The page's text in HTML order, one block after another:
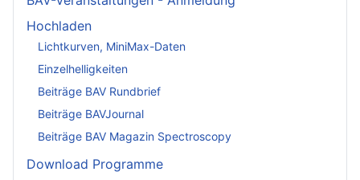
Hochladen
Lichtkurven, MiniMax-Daten
Einzelhelligkeiten
Beiträge BAV Rundbrief
Beiträge BAVJournal
Beiträge BAV Magazin Spectroscopy
Download Programme